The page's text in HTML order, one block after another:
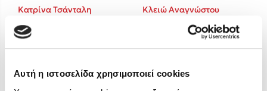
Αυτή η ιστοσελίδα χρησιμοποιεί cookies
Ali Hazelwood
Cori Doerrfeld
Pierdomenico Baccalario
Δανάη Ιμπραχήμ
Κατρίνα Τσάνταλη Κλειώ Αναγνώστου